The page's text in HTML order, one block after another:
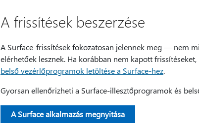
A frissítések beszerzése
A Surface-frissítések fokozatosan jelennek meg — nem
elérhetőek lesznek. Ha korábban nem kapott
belső vezérlőprogramok letöltése a Surface-hez.
Gyorsan ellenőrizheti a Surface-illesztőprogramok és
A Surface alkalmazás megnyitása